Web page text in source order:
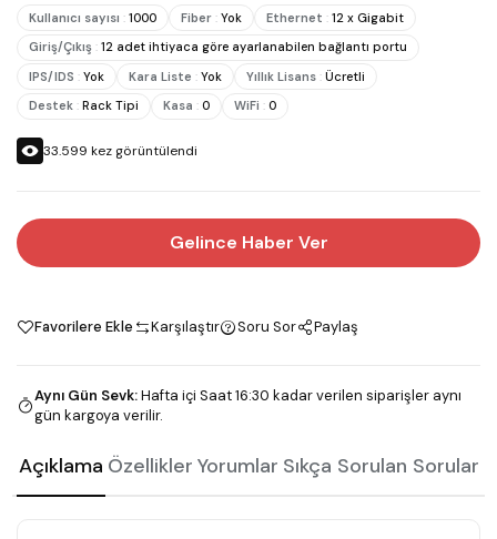
Kullanıcı sayısı : 1000 Fiber : Yok Ethernet : 12 x Gigabit
Giriş/Çıkış : 12 adet ihtiyaca göre ayarlanabilen bağlantı portu
IPS/IDS : Yok Kara Liste : Yok Yıllık Lisans : Ücretli
Destek : Rack Tipi Kasa : 0 WiFi : 0
33.599 kez görüntülendi
Gelince Haber Ver
Favorilere Ekle Karşılaştır Soru Sor Paylaş
Aynı Gün Sevk:Hafta içi Saat 16:30 kadar verilen siparişler aynı
gün kargoya verilir.
Açıklama Özellikler Yorumlar Sıkça Sorulan Sorular